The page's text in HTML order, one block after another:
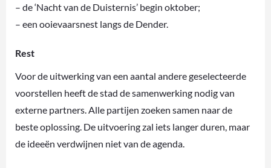
– de ‘Nacht van de Duisternis’ begin oktober;
– een ooievaarsnest langs de Dender.
Rest
Voor de uitwerking van een aantal andere geselecteerde
voorstellen heeft de stad de samenwerking nodig van
externe partners. Alle partijen zoeken samen naar de
beste oplossing. De uitvoering zal iets langer duren, maar
de ideeën verdwijnen niet van de agenda.